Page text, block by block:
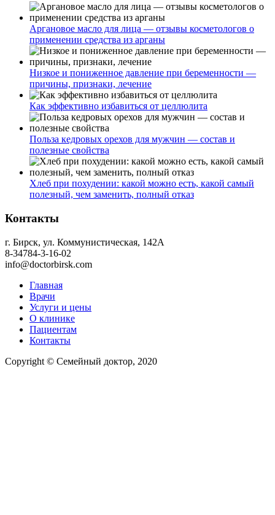
Аргановое масло для лица — отзывы косметологов о
применении средства из арганы
Низкое и пониженное давление при беременности —
причины, признаки, лечение
Как эффективно избавиться от целлюлита
Польза кедровых орехов для мужчин — состав и
полезные свойства
Хлеб при похудении: какой можно есть, какой самый
полезный, чем заменить, полный отказ
Контакты
г. Бирск, ул. Коммунистическая, 142А
8-34784-3-16-02
info@doctorbirsk.com
Главная
Врачи
Услуги и цены
О клинике
Пациентам
Контакты
Copyright © Семейный доктор, 2020